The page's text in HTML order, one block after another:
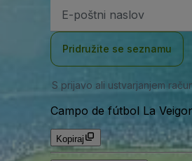
naslov
Pridružite se seznamu
S prijavo ali ustvarjanjem
Campo de fútbol La
Kopiraj